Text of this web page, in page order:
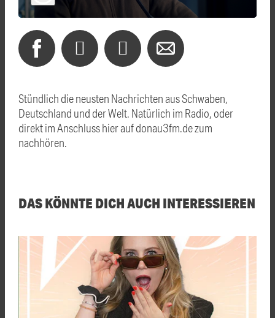
Stündlich die neusten Nachrichten aus Schwaben,
Deutschland und der Welt. Natürlich im Radio, oder
direkt im Anschluss hier auf donau3fm.de zum
nachhören.
DAS KÖNNTE DICH AUCH INTERESSIEREN